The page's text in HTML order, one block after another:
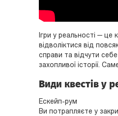
Ігри у реальності — це
відволіктися від
справи та відчути
захопливої історії.
Види квестів у
Ескейп-рум
Ви потрапляєте у